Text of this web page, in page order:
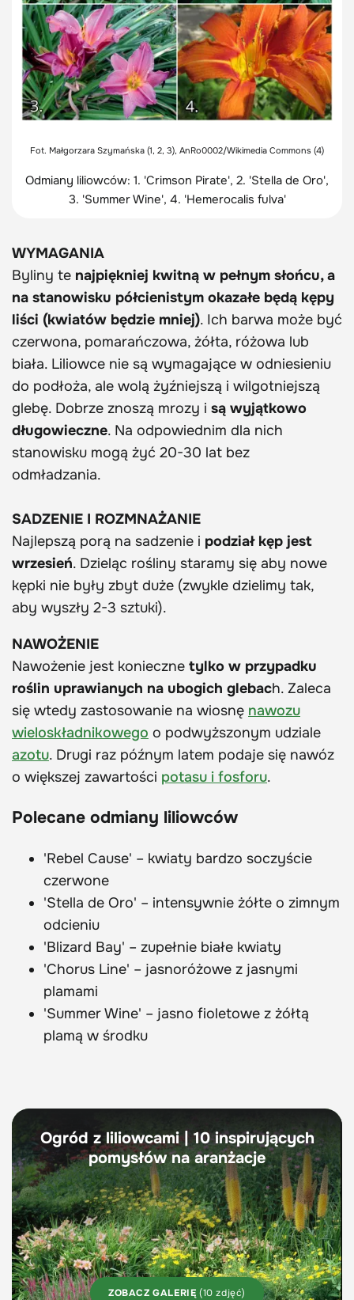
Fot. Małgorzara Szymańska (1, 2, 3), AnRo0002/Wikimedia Commons (4)
Odmiany liliowców: 1. 'Crimson Pirate', 2. 'Stella de Oro',
3. 'Summer Wine', 4. 'Hemerocalis fulva'
WYMAGANIA
Byliny te najpiękniej kwitną w pełnym słońcu, a
na stanowisku półcienistym okazałe będą kępy
liści (kwiatów będzie mniej). Ich barwa może być
czerwona, pomarańczowa, żółta, różowa lub
biała. Liliowce nie są wymagające w odniesieniu
do podłoża, ale wolą żyźniejszą i wilgotniejszą
glebę. Dobrze znoszą mrozy i są wyjątkowo
długowieczne. Na odpowiednim dla nich
stanowisku mogą żyć 20-30 lat bez
odmładzania.
SADZENIE I ROZMNAŻANIE
Najlepszą porą na sadzenie i podział kęp jest
wrzesień. Dzieląc rośliny staramy się aby nowe
kępki nie były zbyt duże (zwykle dzielimy tak,
aby wyszły 2-3 sztuki).
NAWOŻENIE
Nawożenie jest konieczne tylko w przypadku
roślin uprawianych na ubogich glebach. Zaleca
się wtedy zastosowanie na wiosnę nawozu
wieloskładnikowego o podwyższonym udziale
azotu. Drugi raz późnym latem podaje się nawóz
o większej zawartości potasu i fosforu.
Polecane odmiany liliowców
'Rebel Cause' – kwiaty bardzo soczyście
czerwone
'Stella de Oro' – intensywnie żółte o zimnym
odcieniu
'Blizard Bay' – zupełnie białe kwiaty
'Chorus Line' – jasnoróżowe z jasnymi
plamami
'Summer Wine' – jasno fioletowe z żółtą
plamą w środku
Ogród z liliowcami | 10 inspirujących
pomysłów na aranżacje
ZOBACZ GALERIĘ (10 zdjęć)